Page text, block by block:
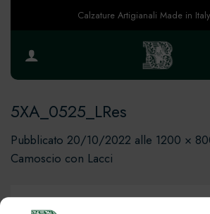
Calzature Artigianali Made in Italy
5XA_0525_LRes
Pubblicato 20/10/2022 alle 1200 ×
Camoscio con Lacci